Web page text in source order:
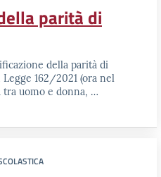
parità di
della parità di
162/2021 (ora nel
uomo e donna, …